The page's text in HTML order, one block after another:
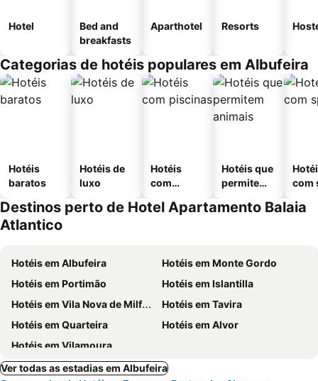
Hotel
Bed and
breakfasts
Aparthotel Resorts
Categorias de hotéis populares em Albufeira
Hotéis
baratos
Hotéis de
luxo
Hotéis
com
Hotéis que
permitem
com
Destinos perto de Hotel Apartamento Balaia
Atlantico
Hotéis em Albufeira
Hotéis em Monte Gordo
Hotéis em Portimão
Hotéis em Islantilla
Hotéis em Vila Nova de Milfontes
Hotéis em Tavira
Hotéis em Quarteira
Hotéis em Alvor
Hotéis em Vilamoura
Ver todas as estadias em Albufeira